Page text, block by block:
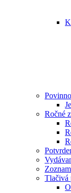
Ročné
Tlačivá